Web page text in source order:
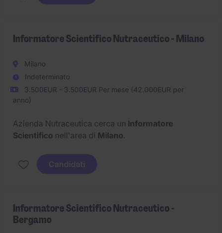
Informatore Scientifico Nutraceutico - Milano
Milano
Indeterminato
3.500EUR - 3.500EUR Per mese (42.000EUR per
anno)
Azienda Nutraceutica cerca un Informatore
Scientifico nell'area di Milano.
Candidati
Informatore Scientifico Nutraceutico -
Bergamo